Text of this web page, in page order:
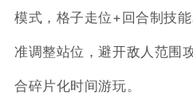
模式，格子走位+回合制技
准调整站位，避开敌人范围
合碎片化时间游玩。